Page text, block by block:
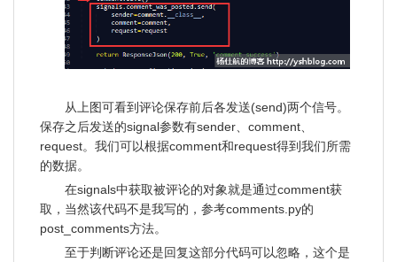
从上图可看到评论保存前后各发送(send)两个信号。
保存之后发送的signal参数有sender、comment、
request。我们可以根据comment和request得到我们所需
的数据。
在signals中获取被评论的对象就是通过comment获
取，当然该代码不是我写的，参考comments.py的
post_comments方法。
至于判断评论还是回复这部分代码可以忽略，这个是